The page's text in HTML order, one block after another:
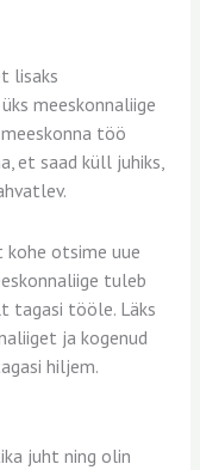
lisaks
meeskonnaliige
töö
et saad küll juhiks,
kohe otsime uue
tuleb
tagasi tööle. Läks
ja kogenud
hiljem.
juht ning olin